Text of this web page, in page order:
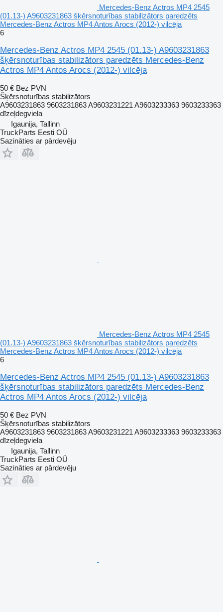
Mercedes-Benz Actros MP4 2545
(01.13-) A9603231863 šķērsnoturības stabilizātors paredzēts
Mercedes-Benz Actros MP4 Antos Arocs (2012-) vilcēja
6
Mercedes-Benz Actros MP4 2545 (01.13-) A9603231863
šķērsnoturības stabilizātors paredzēts Mercedes-Benz
Actros MP4 Antos Arocs (2012-) vilcēja
50 € Bez PVN
Šķērsnoturības stabilizātors
A9603231863 9603231863 A9603231221 A9603233363 9603233363
dīzeļdegviela
Igaunija, Tallinn
TruckParts Eesti OÜ
Sazināties ar pārdevēju
Mercedes-Benz Actros MP4 2545
(01.13-) A9603231863 šķērsnoturības stabilizātors paredzēts
Mercedes-Benz Actros MP4 Antos Arocs (2012-) vilcēja
6
Mercedes-Benz Actros MP4 2545 (01.13-) A9603231863
šķērsnoturības stabilizātors paredzēts Mercedes-Benz
Actros MP4 Antos Arocs (2012-) vilcēja
50 € Bez PVN
Šķērsnoturības stabilizātors
A9603231863 9603231863 A9603231221 A9603233363 9603233363
dīzeļdegviela
Igaunija, Tallinn
TruckParts Eesti OÜ
Sazināties ar pārdevēju